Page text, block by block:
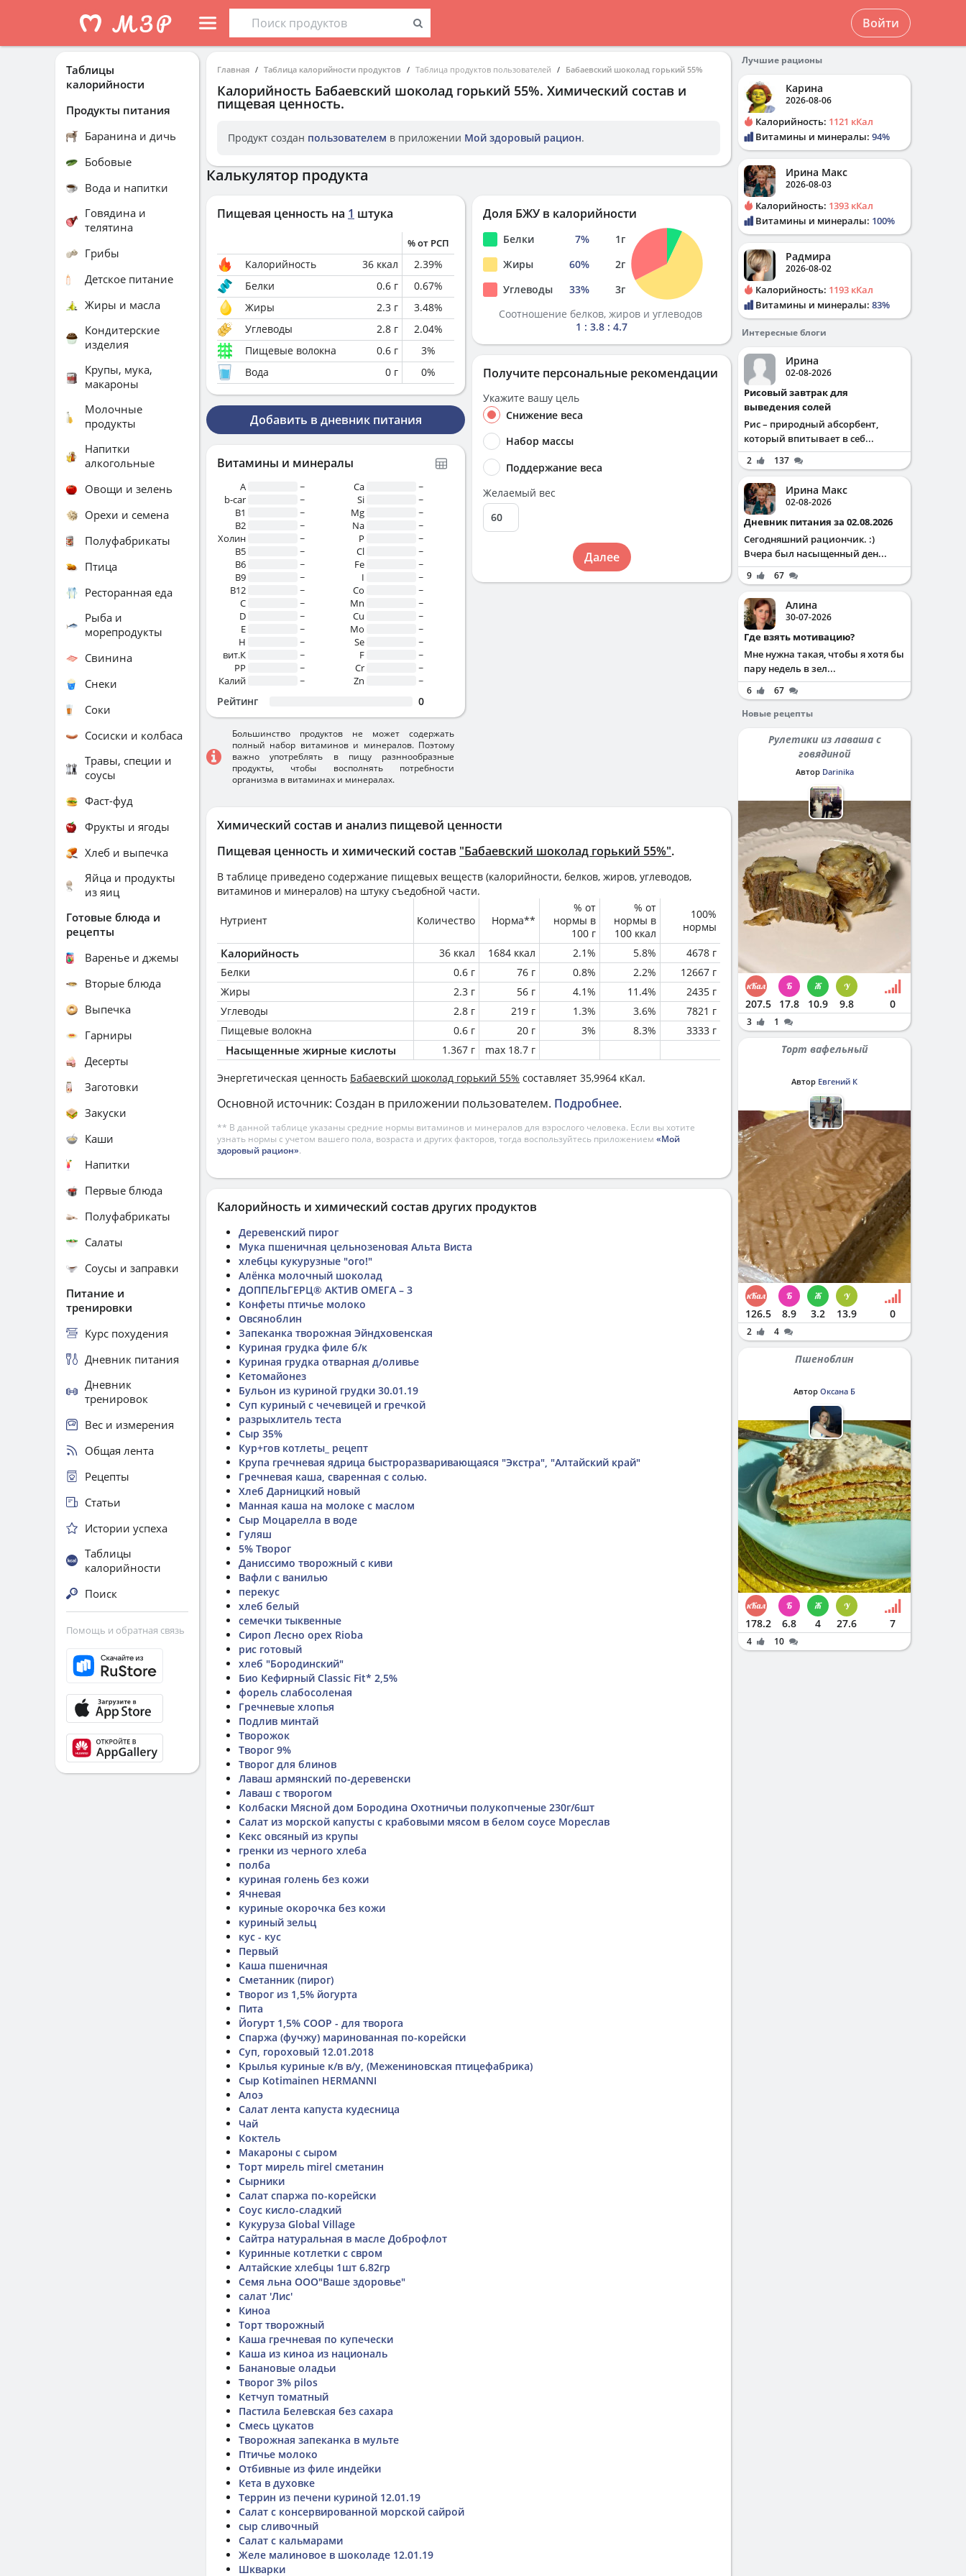
Войти
Главная Таблица калорийности продуктов Таблица продуктов пользователей Бабаевский шоколад горький 55%
Калорийность Бабаевский шоколад горький 55%. Химический состав и
пищевая ценность.
Продукт создан пользователем в приложении Мой здоровый рацион.
Химический состав и анализ пищевой ценности
Пищевая ценность и химический состав "Бабаевский шоколад горький 55%".
В таблице приведено содержание пищевых веществ (калорийности, белков, жиров, углеводов,
витаминов и минералов) на штуку съедобной части.
Нутриент Количество Норма**
% от
нормы в
100 г
% от
нормы в
100 ккал
100%
нормы
Калорийность 36 ккал 1684 ккал 2.1% 5.8%
4678 г
Белки
0.6 г 76 г 0.8% 2.2%
12667 г
Жиры
2.3 г 56 г 4.1% 11.4%
2435 г
Углеводы
2.8 г 219 г 1.3% 3.6%
7821 г
Пищевые волокна
0.6 г 20 г 3% 8.3% 3333 г
Насыщенные жирные кислоты 1.367 г max 18.7 г
Энергетическая ценность Бабаевский шоколад горький 55% составляет 35,9964 кКал.
Основной источник: Создан в приложении пользователем. Подробнее.
** В данной таблице указаны средние нормы витаминов и минералов для взрослого человека. Если вы хотите
узнать нормы с учетом вашего пола, возраста и других факторов, тогда воспользуйтесь приложением «Мой
здоровый рацион».
Калькулятор продукта
Пищевая ценность на 1 штука
% от РСП
Калорийность 36 ккал 2.39%
Белки
0.6 г 0.67%
Жиры
2.3 г 3.48%
Углеводы
2.8 г 2.04%
Пищевые волокна
0.6 г 3%
Вода
0 г 0%
Добавить в дневник питания
Витамины и минералы
A
~
b-car
~
В1
~
B2
~
Холин
~
B5
~
B6
~
B9
~
B12
~
C
~
D
~
E
~
H
~
вит.К
~
PP
~
Калий
~
Ca
~
Si
~
Mg
~
Na
~
P
~
Cl
~
Fe
~
I
~
Co
~
Mn
~
Cu
~
Mo
~
Se
~
F
~
Cr
~
Zn
~
Рейтинг 0
Большинство продуктов не может содержать
полный набор витаминов и минералов. Поэтому
важно употреблять в пищу разннообразные
продукты, чтобы восполнять потребности
организма в витаминах и минералах.
Доля БЖУ в калорийности
Белки 7% 1г
Жиры
60% 2г
Углеводы
33% 3г
Соотношение белков, жиров и углеводов
1 : 3.8 : 4.7
Получите персональные рекомендации
Укажите вашу цель
Снижение веса
Набор массы
Поддержание веса
Желаемый вес
Далее
Калорийность и химический состав других продуктов
Деревенский пирог
Мука пшеничная цельнозеновая Альта Виста
хлебцы кукурузные "ого!"
Алёнка молочный шоколад
ДОППЕЛЬГЕРЦ® АКТИВ ОМЕГА – 3
Конфеты птичье молоко
Овсяноблин
Запеканка творожная Эйндховенская
Куриная грудка филе б/к
Куриная грудка отварная д/оливье
Кетомайонез
Бульон из куриной грудки 30.01.19
Суп куриный с чечевицей и гречкой
разрыхлитель теста
Сыр 35%
Кур+гов котлеты_ рецепт
Крупа гречневая ядрица быстроразваривающаяся "Экстра", "Алтайский край"
Гречневая каша, сваренная с солью.
Хлеб Дарницкий новый
Манная каша на молоке с маслом
Сыр Моцарелла в воде
Гуляш
5% Творог
Даниссимо творожный с киви
Вафли с ванилью
перекус
хлеб белый
семечки тыквенные
Сироп Лесно орех Rioba
рис готовый
хлеб "Бородинский"
Био Кефирный Classic Fit* 2,5%
форель слабосоленая
Гречневые хлопья
Подлив минтай
Творожок
Творог 9%
Творог для блинов
Лаваш армянский по-деревенски
Лаваш с творогом
Колбаски Мясной дом Бородина Охотничьи полукопченые 230г/6шт
Салат из морской капусты с крабовыми мясом в белом соусе Мореслав
Кекс овсяный из крупы
гренки из черного хлеба
полба
куриная голень без кожи
Ячневая
куриные окорочка без кожи
куриный зельц
кус - кус
Первый
Каша пшеничная
Сметанник (пирог)
Творог из 1,5% йогурта
Пита
Йогурт 1,5% СООР - для творога
Спаржа (фучжу) маринованная по-корейски
Суп, гороховый 12.01.2018
Крылья куриные к/в в/у, (Межениновская птицефабрика)
Сыр Kotimainen HERMANNI
Алоэ
Салат лента капуста кудесница
Чай
Коктель
Макароны с сыром
Торт мирель mirel сметанин
Сырники
Салат спаржа по-корейски
Соус кисло-сладкий
Кукуруза Global Village
Сайтра натуральная в масле Доброфлот
Куринные котлетки с свром
Алтайские хлебцы 1шт 6.82гр
Семя льна ООО"Ваше здоровье"
салат 'Лис'
Киноа
Торт творожный
Каша гречневая по купечески
Каша из киноа из националь
Банановые оладьи
Творог 3% pilos
Кетчуп томатный
Пастила Белевская без сахара
Смесь цукатов
Творожная запеканка в мульте
Птичье молоко
Отбивные из филе индейки
Кета в духовке
Террин из печени куриной 12.01.19
Салат с консервированной морской сайрой
сыр сливочный
Салат с кальмарами
Желе малиновое в шоколаде 12.01.19
Шкварки
Таблицы
калорийности
Продукты питания
Баранина и дичь
Бобовые
Вода и напитки
Говядина и
телятина
Грибы
Детское питание
Жиры и масла
Кондитерские
изделия
Крупы, мука,
макароны
Молочные
продукты
Напитки
алкогольные
Овощи и зелень
Орехи и семена
Полуфабрикаты
Птица
Ресторанная еда
Рыба и
морепродукты
Свинина
Снеки
Соки
Сосиски и колбаса
Травы, специи и
соусы
Фаст-фуд
Фрукты и ягоды
Хлеб и выпечка
Яйца и продукты
из яиц
Готовые блюда и
рецепты
Варенье и джемы
Вторые блюда
Выпечка
Гарниры
Десерты
Заготовки
Закуски
Каши
Напитки
Первые блюда
Полуфабрикаты
Салаты
Соусы и заправки
Питание и
тренировки
Курс похудения
Дневник питания
Дневник
тренировок
Вес и измерения
Общая лента
Рецепты
Статьи
Истории успеха
Таблицы
калорийности
Поиск
Помощь и обратная связь
Лучшие рационы
Карина
2026-08-06
Калорийность: 1121 кКал
Витамины и минералы: 94%
Ирина Макс
2026-08-03
Калорийность: 1393 кКал
Витамины и минералы: 100%
Радмира
2026-08-02
Калорийность: 1193 кКал
Витамины и минералы: 83%
Интересные блоги
Ирина
02-08-2026
Рисовый завтрак для
выведения солей
Рис – природный абсорбент,
который впитывает в себ...
2 137
Ирина Макс
02-08-2026
Дневник питания за 02.08.2026
Сегодняшний рациончик. :)
Вчера был насыщенный ден...
9 67
Алина
30-07-2026
Где взять мотивацию?
Мне нужна такая, чтобы я хотя бы
пару недель в зел...
6
67
Новые рецепты
Рулетики из лаваша с
говядиной
Автор Darinika
207.5 17.8 10.9 9.8 0
3 1
Торт вафельный
Автор Евгений К
126.5 8.9 3.2 13.9 0
2 4
Пшеноблин
Автор Оксана Б
178.2 6.8 4 27.6 7
4 10